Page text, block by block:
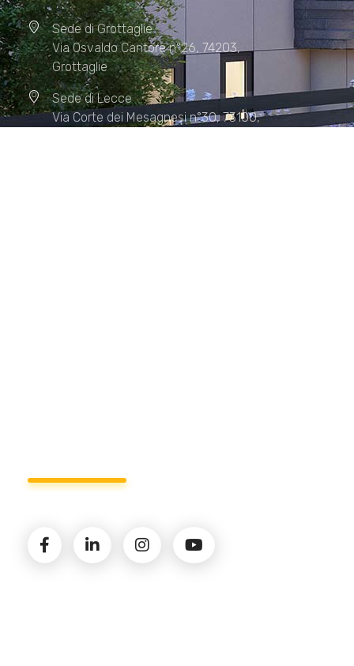
Sede di Grottaglie
Via Osvaldo Cantore n°26, 74203,
Grottaglie
Sede di Lecce
Via Corte dei Mesagnesi n°30, 73100,